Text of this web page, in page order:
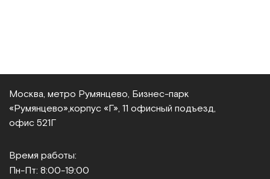
Москва, метро Румянцево, Бизнес‑парк
«Румянцево», корпус «Г», 11 офисный подъезд,
офис 521Г
Время работы:
Пн-Пт: 8:00-19:00